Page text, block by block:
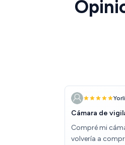
Cámara de
Compré mi
volvería a